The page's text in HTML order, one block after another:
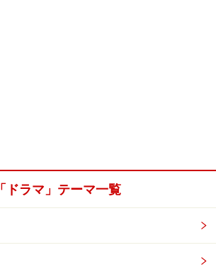
「ドラマ」テーマ一覧